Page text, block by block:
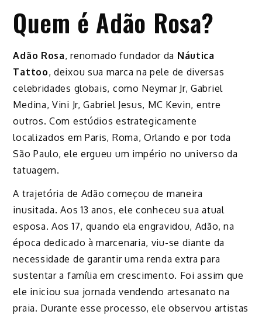
Quem é Adão Rosa?
Adão Rosa, renomado fundador da Náutica
Tattoo, deixou sua marca na pele de diversas
celebridades globais, como Neymar Jr, Gabriel
Medina, Vini Jr, Gabriel Jesus, MC Kevin, entre
outros. Com estúdios estrategicamente
localizados em Paris, Roma, Orlando e por toda
São Paulo, ele ergueu um império no universo da
tatuagem.
A trajetória de Adão começou de maneira
inusitada. Aos 13 anos, ele conheceu sua atual
esposa. Aos 17, quando ela engravidou, Adão, na
época dedicado à marcenaria, viu-se diante da
necessidade de garantir uma renda extra para
sustentar a família em crescimento. Foi assim que
ele iniciou sua jornada vendendo artesanato na
praia. Durante esse processo, ele observou artistas